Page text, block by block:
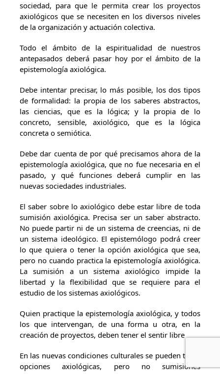
sociedad, para que le permita crear los proyectos
axiológicos que se necesiten en los diversos niveles
de la organización y actuación colectiva.
Todo el ámbito de la espiritualidad de nuestros
antepasados deberá pasar hoy por el ámbito de la
epistemología axiológica.
Debe intentar precisar, lo más posible, los dos tipos
de formalidad: la propia de los saberes abstractos,
las ciencias, que es la lógica; y la propia de lo
concreto, sensible, axiológico, que es la lógica
concreta o semiótica.
Debe dar cuenta de por qué precisamos ahora de la
epistemología axiológica, que no fue necesaria en el
pasado, y qué funciones deberá cumplir en las
nuevas sociedades industriales.
El saber sobre lo axiológico debe estar libre de toda
sumisión axiológica. Precisa ser un saber abstracto.
No puede partir ni de un sistema de creencias, ni de
un sistema ideológico. El epistemólogo podrá creer
lo que quiera o tener la opción axiológica que sea,
pero no cuando practica la epistemología axiológica.
La sumisión a un sistema axiológico impide la
libertad y la flexibilidad que se requiere para el
estudio de los sistemas axiológicos.
Quien practique la epistemología axiológica, y todos
los que intervengan, de una forma u otra, en la
creación de proyectos, deben tener el sentir libre
En las nuevas condiciones culturales se pueden tener
opciones axiológicas, pero no sumisiones